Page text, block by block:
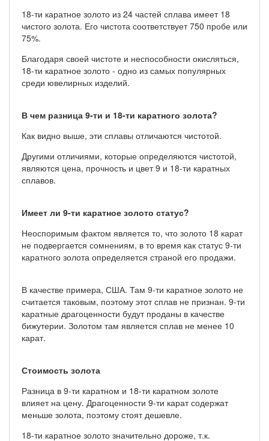
18-ти каратное золото из 24 частей сплава имеет 18
чистого золота. Его чистота соответствует 750 пробе или
75%.
Благодаря своей чистоте и неспособности окисляться,
18-ти каратное золото - одно из самых популярных
среди ювелирных изделий.
В чем разница 9-ти и 18-ти каратного золота?
Как видно выше, эти сплавы отличаются чистотой.
Другими отличиями, которые определяются чистотой,
являются цена, прочность и цвет 9 и 18-ти каратных
сплавов.
Имеет ли 9-ти каратное золото статус?
Неоспоримым фактом является то, что золото 18 карат
не подвергается сомнениям, в то время как статус 9-ти
каратного золота определяется страной его продажи.
В качестве примера, США. Там 9-ти каратное золото не
считается таковым, поэтому этот сплав не признан. 9-ти
каратные драгоценности будут проданы в качестве
бижутерии. Золотом там является сплав не менее 10
карат.
Стоимость золота
Разница в 9-ти каратном и 18-ти каратном золоте
влияет на цену. Драгоценности 9-ти карат содержат
меньше золота, поэтому стоят дешевле.
18-ти каратное золото значительно дороже, т.к.